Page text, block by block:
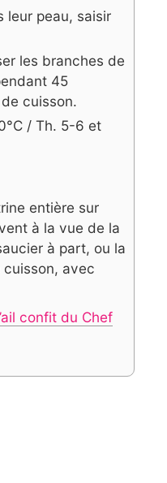
leur peau, saisir
les branches de
45
cuisson.
/ Th. 5-6 et
entière sur
à la vue de la
à part, ou la
cuisson, avec
confit du Chef